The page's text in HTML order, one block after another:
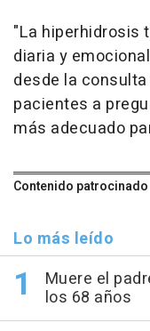
"La hiperhidrosis
diaria y
desde la
pacientes a
más adecuado
Contenido patrocinado
Lo más leído
Muere el
los 68 años